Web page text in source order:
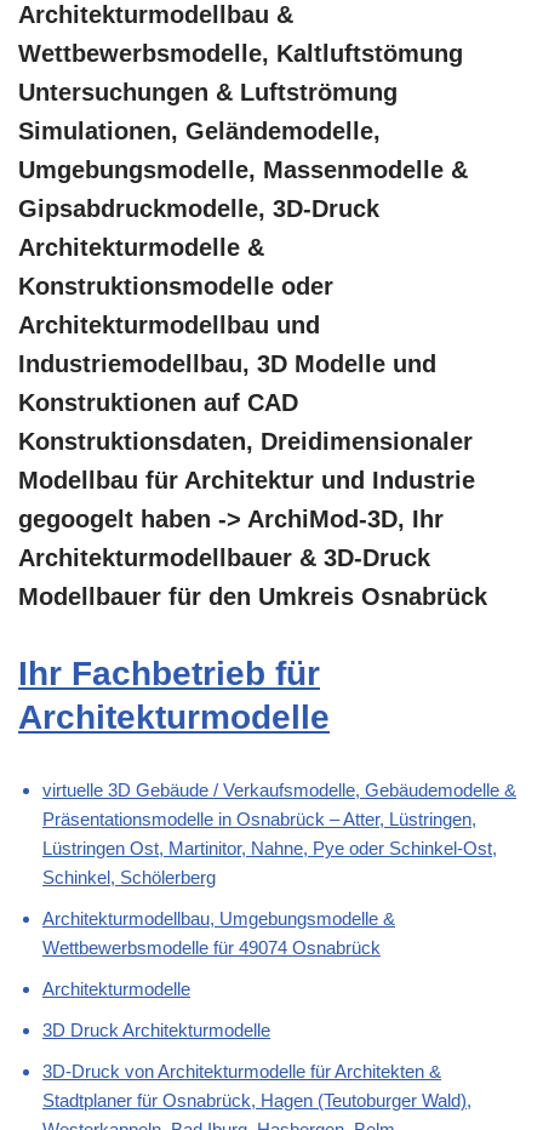
Architekturmodellbau &
Wettbewerbsmodelle, Kaltluftstömung
Untersuchungen & Luftströmung
Simulationen, Geländemodelle,
Umgebungsmodelle, Massenmodelle &
Gipsabdruckmodelle, 3D-Druck
Architekturmodelle &
Konstruktionsmodelle oder
Architekturmodellbau und
Industriemodellbau, 3D Modelle und
Konstruktionen auf CAD
Konstruktionsdaten, Dreidimensionaler
Modellbau für Architektur und Industrie
gegoogelt haben -> ArchiMod-3D, Ihr
Architekturmodellbauer & 3D-Druck
Modellbauer für den Umkreis Osnabrück
Ihr Fachbetrieb für
Architekturmodelle
virtuelle 3D Gebäude / Verkaufsmodelle, Gebäudemodelle &
Präsentationsmodelle in Osnabrück – Atter, Lüstringen,
Lüstringen Ost, Martinitor, Nahne, Pye oder Schinkel-Ost,
Schinkel, Schölerberg
Architekturmodellbau, Umgebungsmodelle &
Wettbewerbsmodelle für 49074 Osnabrück
Architekturmodelle
3D Druck Architekturmodelle
3D-Druck von Architekturmodelle für Architekten &
Stadtplaner für Osnabrück, Hagen (Teutoburger Wald),